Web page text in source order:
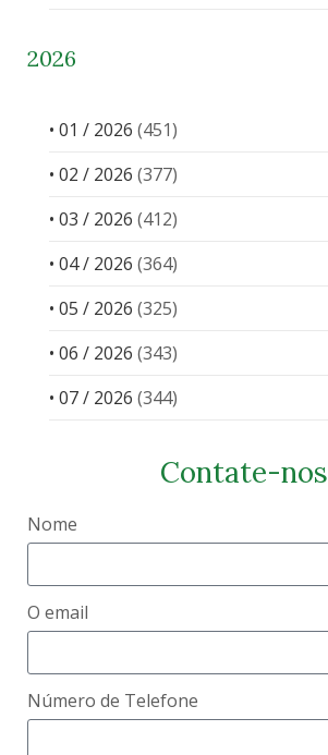
2026
• 01 / 2026 (451)
• 02 / 2026 (377)
• 03 / 2026 (412)
• 04 / 2026 (364)
• 05 / 2026 (325)
• 06 / 2026 (343)
• 07 / 2026 (344)
Contate-nos
Nome
O email
Número de Telefone